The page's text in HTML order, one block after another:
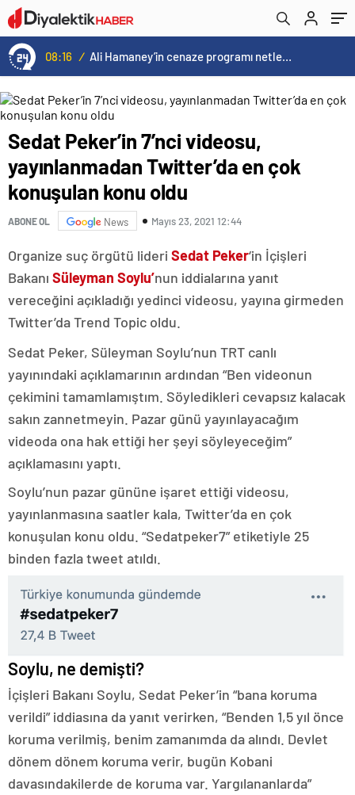
08:16 / Ali Hamaney’in cenaze programı netleşti: Yeni lider Mücteba Hamaney törenlere katılamayabilir
Sedat Peker’in 7’nci videosu,
yayınlanmadan Twitter’da en çok
konuşulan konu oldu
ABONE OL News Mayıs 23, 2021 12:44
Organize suç örgütü lideri Sedat Peker‘in İçişleri
Bakanı Süleyman Soylu’nun iddialarına yanıt
vereceğini açıkladığı yedinci videosu, yayına girmeden
Twitter’da Trend Topic oldu.
Sedat Peker, Süleyman Soylu’nun TRT canlı
yayınındaki açıklamarının ardından “Ben videonun
çekimini tamamlamıştım. Söyledikleri cevapsız kalacak
sakın zannetmeyin. Pazar günü yayınlayacağım
videoda ona hak ettiği her şeyi söyleyeceğim”
açıklamasını yaptı.
Soylu’nun pazar gününe işaret ettiği videosu,
yayınlanmasına saatler kala, Twitter’da en çok
konuşulan konu oldu. “Sedatpeker7” etiketiyle 25
binden fazla tweet atıldı.
Soylu, ne demişti?
İçişleri Bakanı Soylu, Sedat Peker’in “bana koruma
verildi” iddiasına da yanıt verirken, “Benden 1,5 yıl önce
koruma verilmiş, benim zamanımda da alındı. Devlet
dönem dönem koruma verir, bugün Kobani
davasındakilerde de koruma var. Yargılananlarda”